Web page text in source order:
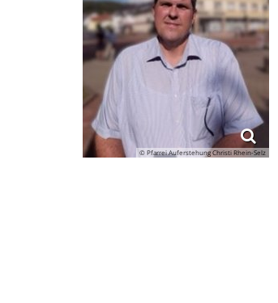
© Pfarrei Auferstehung Christi Rhein-Selz